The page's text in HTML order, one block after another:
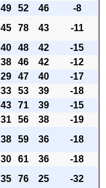
49 52 46
-8
45 78 43
-11
40 48 42
-15
38 46 42
-12
29 47 40
-17
33 53 39
-18
43 71 39
-15
31 56 38
-19
38 59 36
-18
30 61 36
-18
35 76 25 -32